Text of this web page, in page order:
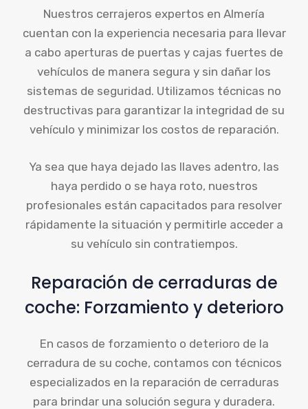
Nuestros cerrajeros expertos en Almería
cuentan con la experiencia necesaria para llevar
a cabo aperturas de puertas y cajas fuertes de
vehículos de manera segura y sin dañar los
sistemas de seguridad. Utilizamos técnicas no
destructivas para garantizar la integridad de su
vehículo y minimizar los costos de reparación.
Ya sea que haya dejado las llaves adentro, las
haya perdido o se haya roto, nuestros
profesionales están capacitados para resolver
rápidamente la situación y permitirle acceder a
su vehículo sin contratiempos.
Reparación de cerraduras de
coche: Forzamiento y deterioro
En casos de forzamiento o deterioro de la
cerradura de su coche, contamos con técnicos
especializados en la reparación de cerraduras
para brindar una solución segura y duradera.